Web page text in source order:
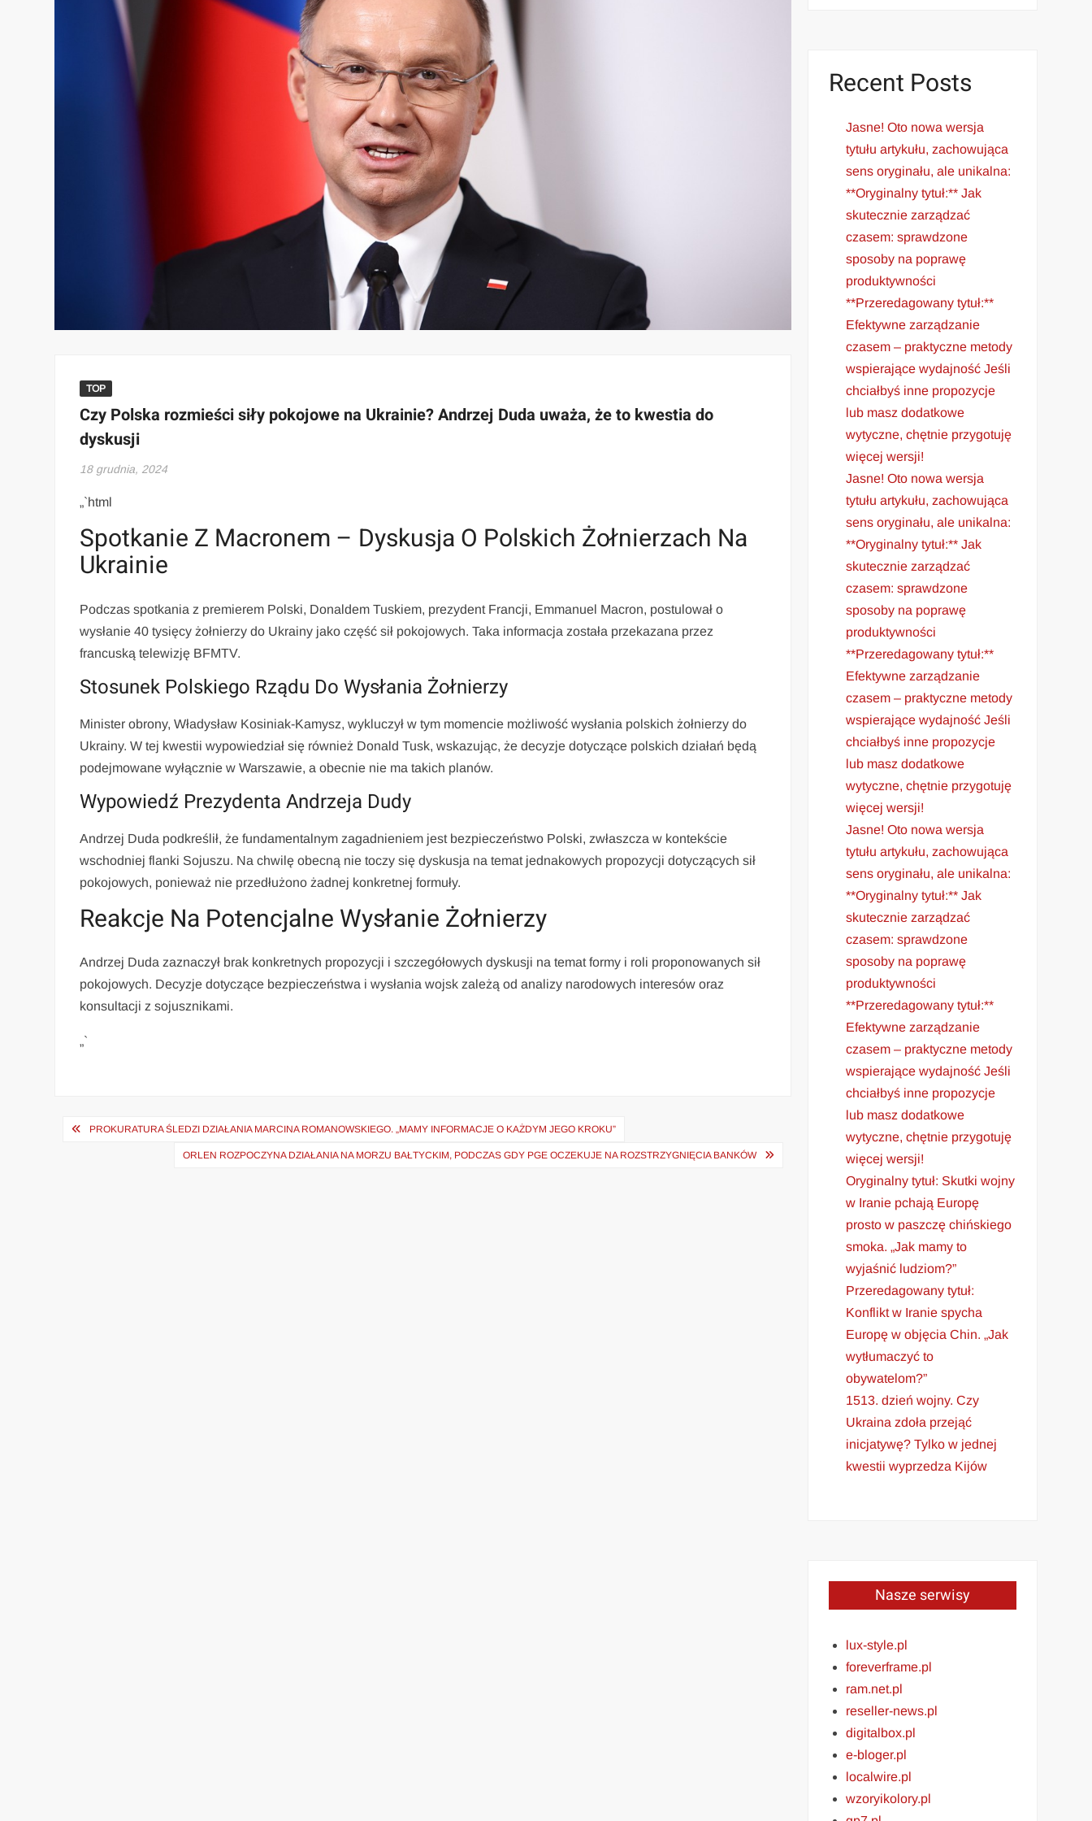
TOP
Czy Polska rozmieści siły pokojowe na Ukrainie? Andrzej Duda uważa, że to kwestia do
dyskusji
18 grudnia, 2024
„`html
Spotkanie Z Macronem – Dyskusja O Polskich Żołnierzach Na
Ukrainie
Podczas spotkania z premierem Polski, Donaldem Tuskiem, prezydent Francji, Emmanuel Macron, postulował o
wysłanie 40 tysięcy żołnierzy do Ukrainy jako część sił pokojowych. Taka informacja została przekazana przez
francuską telewizję BFMTV.
Stosunek Polskiego Rządu Do Wysłania Żołnierzy
Minister obrony, Władysław Kosiniak-Kamysz, wykluczył w tym momencie możliwość wysłania polskich żołnierzy do
Ukrainy. W tej kwestii wypowiedział się również Donald Tusk, wskazując, że decyzje dotyczące polskich działań będą
podejmowane wyłącznie w Warszawie, a obecnie nie ma takich planów.
Wypowiedź Prezydenta Andrzeja Dudy
Andrzej Duda podkreślił, że fundamentalnym zagadnieniem jest bezpieczeństwo Polski, zwłaszcza w kontekście
wschodniej flanki Sojuszu. Na chwilę obecną nie toczy się dyskusja na temat jednakowych propozycji dotyczących sił
pokojowych, ponieważ nie przedłużono żadnej konkretnej formuły.
Reakcje Na Potencjalne Wysłanie Żołnierzy
Andrzej Duda zaznaczył brak konkretnych propozycji i szczegółowych dyskusji na temat formy i roli proponowanych sił
pokojowych. Decyzje dotyczące bezpieczeństwa i wysłania wojsk zależą od analizy narodowych interesów oraz
konsultacji z sojusznikami.
„`
Nawigacja
PROKURATURA ŚLEDZI DZIAŁANIA MARCINA ROMANOWSKIEGO. „MAMY INFORMACJE O KAŻDYM JEGO KROKU”
ORLEN ROZPOCZYNA DZIAŁANIA NA MORZU BAŁTYCKIM, PODCZAS GDY PGE OCZEKUJE NA ROZSTRZYGNIĘCIA BANKÓW
Recent Posts
Jasne! Oto nowa wersja
tytułu artykułu, zachowująca
sens oryginału, ale unikalna:
**Oryginalny tytuł:** Jak
skutecznie zarządzać
czasem: sprawdzone
sposoby na poprawę
produktywności
**Przeredagowany tytuł:**
Efektywne zarządzanie
czasem – praktyczne metody
wspierające wydajność Jeśli
chciałbyś inne propozycje
lub masz dodatkowe
wytyczne, chętnie przygotuję
więcej wersji!
Jasne! Oto nowa wersja
tytułu artykułu, zachowująca
sens oryginału, ale unikalna:
**Oryginalny tytuł:** Jak
skutecznie zarządzać
czasem: sprawdzone
sposoby na poprawę
produktywności
**Przeredagowany tytuł:**
Efektywne zarządzanie
czasem – praktyczne metody
wspierające wydajność Jeśli
chciałbyś inne propozycje
lub masz dodatkowe
wytyczne, chętnie przygotuję
więcej wersji!
Jasne! Oto nowa wersja
tytułu artykułu, zachowująca
sens oryginału, ale unikalna:
**Oryginalny tytuł:** Jak
skutecznie zarządzać
czasem: sprawdzone
sposoby na poprawę
produktywności
**Przeredagowany tytuł:**
Efektywne zarządzanie
czasem – praktyczne metody
wspierające wydajność Jeśli
chciałbyś inne propozycje
lub masz dodatkowe
wytyczne, chętnie przygotuję
więcej wersji!
Oryginalny tytuł: Skutki wojny
w Iranie pchają Europę
prosto w paszczę chińskiego
smoka. „Jak mamy to
wyjaśnić ludziom?”
Przeredagowany tytuł:
Konflikt w Iranie spycha
Europę w objęcia Chin. „Jak
wytłumaczyć to
obywatelom?”
1513. dzień wojny. Czy
Ukraina zdoła przejąć
inicjatywę? Tylko w jednej
kwestii wyprzedza Kijów
Nasze serwisy
lux-style.pl
foreverframe.pl
ram.net.pl
reseller-news.pl
digitalbox.pl
e-bloger.pl
localwire.pl
wzoryikolory.pl